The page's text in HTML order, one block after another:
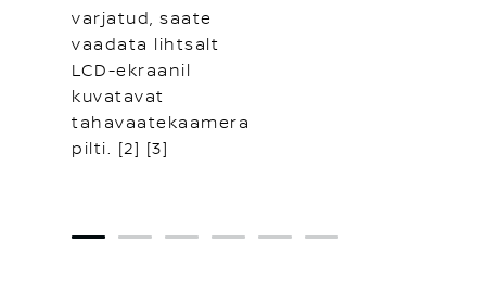
varjatud, saate
vaadata lihtsalt
LCD-ekraanil
kuvatavat
tahavaatekaamera
pilti. [2] [3]
1 2 3 4 5 6